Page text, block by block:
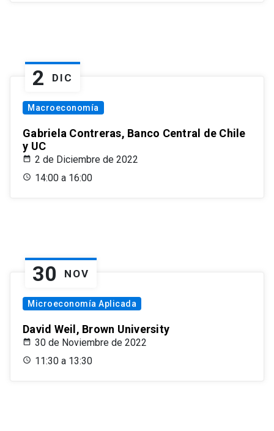
2 DIC
Macroeconomía
Gabriela Contreras, Banco Central de Chile
y UC
2 de Diciembre de 2022
14:00 a 16:00
30 NOV
Microeconomía Aplicada
David Weil, Brown University
30 de Noviembre de 2022
11:30 a 13:30